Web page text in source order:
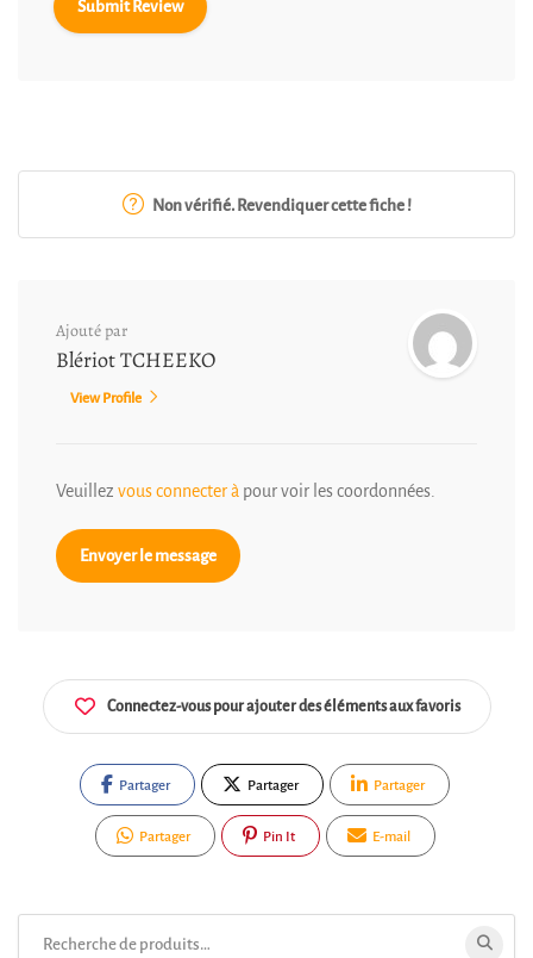
Non vérifié. Revendiquer cette fiche !
Ajouté par
Blériot TCHEEKO
View Profile
Veuillez vous connecter à pour voir les coordonnées.
Envoyer le message
Connectez-vous pour ajouter des éléments aux favoris
Partager Partager Partager
Partager Pin It E-mail